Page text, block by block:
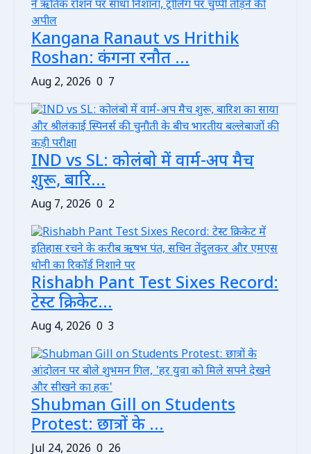
Kangana Ranaut vs Hrithik
Roshan: कंगना रनौत ...
Aug 2, 2026 0 7
IND vs SL: कोलंबो में वार्म-अप मैच
शुरू, बारि...
Aug 7, 2026 0 2
Rishabh Pant Test Sixes Record:
टेस्ट क्रिकेट...
Aug 4, 2026 0 3
Shubman Gill on Students
Protest: छात्रों के ...
Jul 24, 2026 0 26